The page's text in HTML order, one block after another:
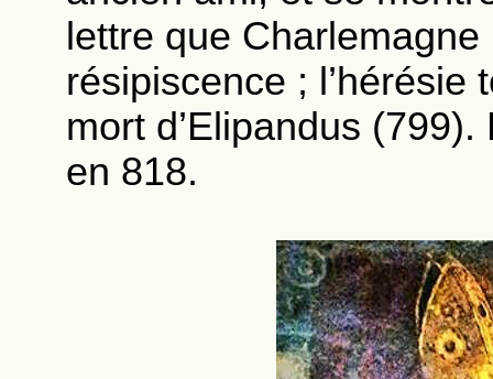
lettre que
résipiscence ; l’hérésie
mort d’Elipandus
en 818.